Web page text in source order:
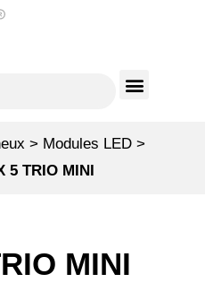
> Modules LED >
5 TRIO MINI
MINI